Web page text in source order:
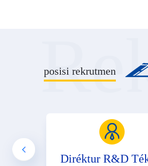
posisi rekrutmen
Diréktur R&D